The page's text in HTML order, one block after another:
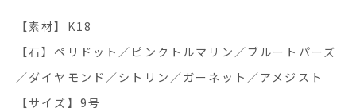
【素材】K18
【石】ペリドット／ピンクトルマリン／ブルートパーズ
／ダイヤモンド／シトリン／ガーネット／アメジスト
【サイズ】9号